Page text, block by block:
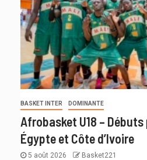
BASKET INTER DOMINANTE
Afrobasket U18 –
Égypte et Côte d’Ivoire
5 août 2026 Basket221